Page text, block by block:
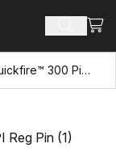
Pretraži
Adapter Quickfire™ 300 Pin x 2.375" API Reg Pin